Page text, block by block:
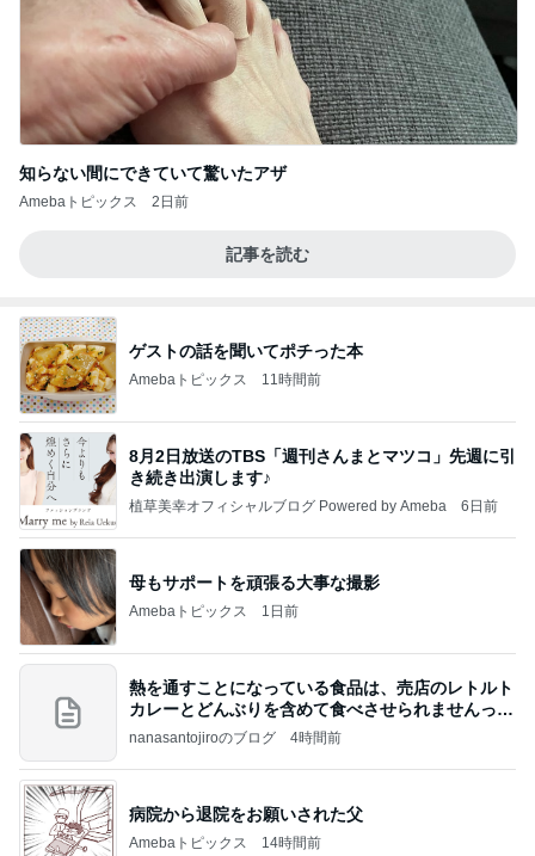
知らない間にできていて驚いたアザ
Amebaトピックス 2日前
記事を読む
ゲストの話を聞いてポチった本
Amebaトピックス 11時間前
8月2日放送のTBS「週刊さんまとマツコ」先週に引
き続き出演します♪
植草美幸オフィシャルブログ Powered by Ameba 6日前
母もサポートを頑張る大事な撮影
Amebaトピックス 1日前
熱を通すことになっている食品は、売店のレトルト
カレーとどんぶりを含めて食べさせられませんっ
て、男
nanasantojiroのブログ 4時間前
病院から退院をお願いされた父
Amebaトピックス 14時間前